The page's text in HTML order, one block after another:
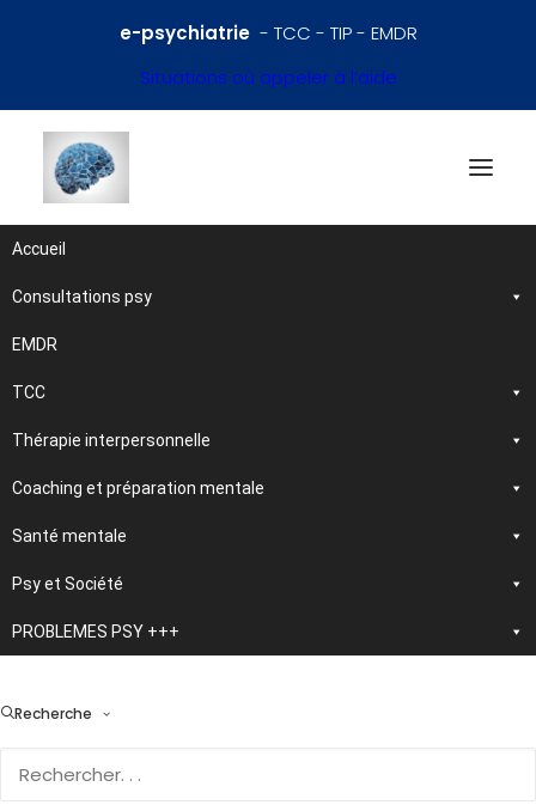
e-psychiatrie- TCC - TIP - EMDR
Situations où appeler à l’aide
Accueil
Consultations psy
EMDR
TCC
Thérapie interpersonnelle
Coaching et préparation mentale
Santé mentale
Psy et Société
PROBLEMES PSY +++
Recherche
et santé mentale
Traitements et
psychothérapies
nouvelle application
Rendez-vous sur cette page